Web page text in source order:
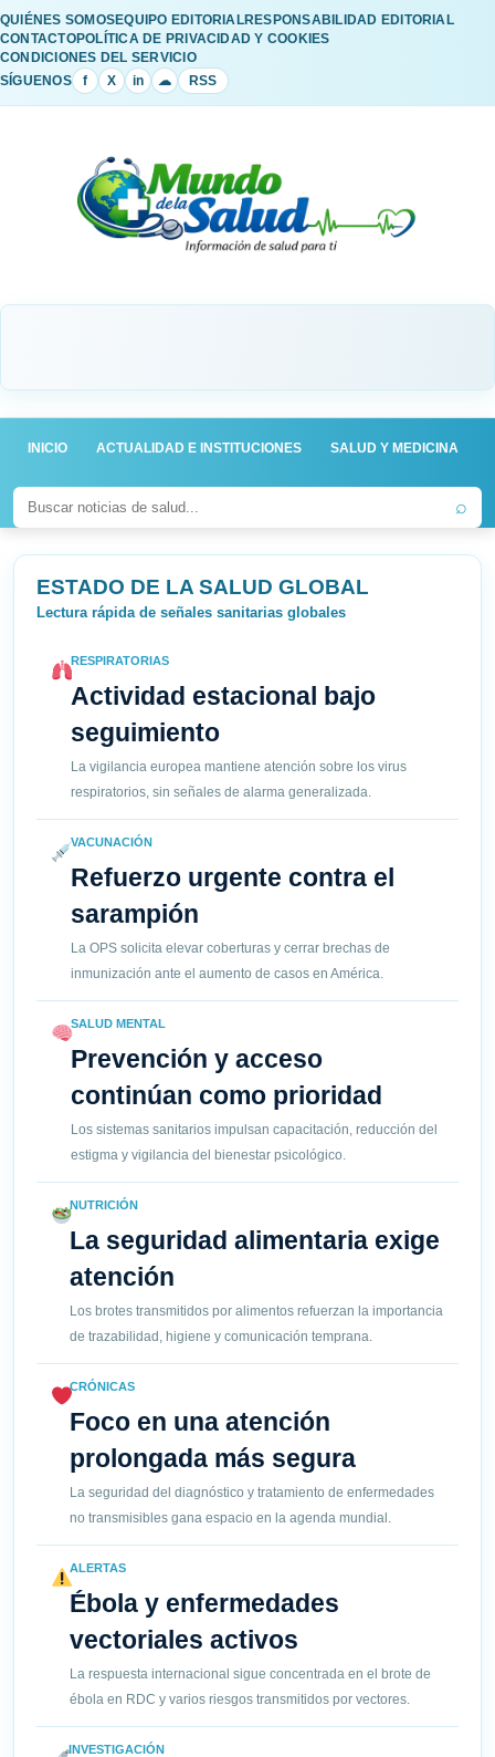
QUIÉNES SOMOSEQUIPO EDITORIALRESPONSABILIDAD EDITORIAL
CONTACTOPOLÍTICA DE PRIVACIDAD Y COOKIES
CONDICIONES DEL SERVICIO
SÍGUENOS
f X in ☁ RSS
INICIO ACTUALIDAD E INSTITUCIONES SALUD Y MEDICINA
⌕
ESTADO DE LA SALUD GLOBAL
Lectura rápida de señales sanitarias globales
RESPIRATORIAS
Actividad estacional bajo
seguimiento
La vigilancia europea mantiene atención sobre los virus
respiratorios, sin señales de alarma generalizada.
VACUNACIÓN
Refuerzo urgente contra el
sarampión
La OPS solicita elevar coberturas y cerrar brechas de
inmunización ante el aumento de casos en América.
SALUD MENTAL
Prevención y acceso
continúan como prioridad
Los sistemas sanitarios impulsan capacitación, reducción del
estigma y vigilancia del bienestar psicológico.
NUTRICIÓN
La seguridad alimentaria exige
atención
Los brotes transmitidos por alimentos refuerzan la importancia
de trazabilidad, higiene y comunicación temprana.
CRÓNICAS
Foco en una atención
prolongada más segura
La seguridad del diagnóstico y tratamiento de enfermedades
no transmisibles gana espacio en la agenda mundial.
ALERTAS
Ébola y enfermedades
vectoriales activos
La respuesta internacional sigue concentrada en el brote de
ébola en RDC y varios riesgos transmitidos por vectores.
INVESTIGACIÓN